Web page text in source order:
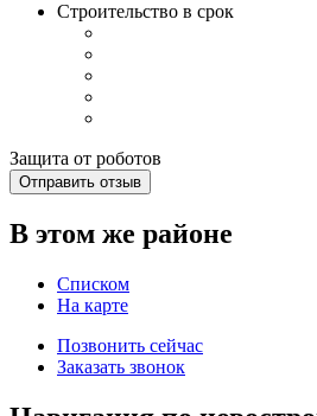
Строительство в срок
Защита от роботов
Отправить отзыв
В этом же районе
Списком
На карте
Позвонить сейчас
Заказать звонок